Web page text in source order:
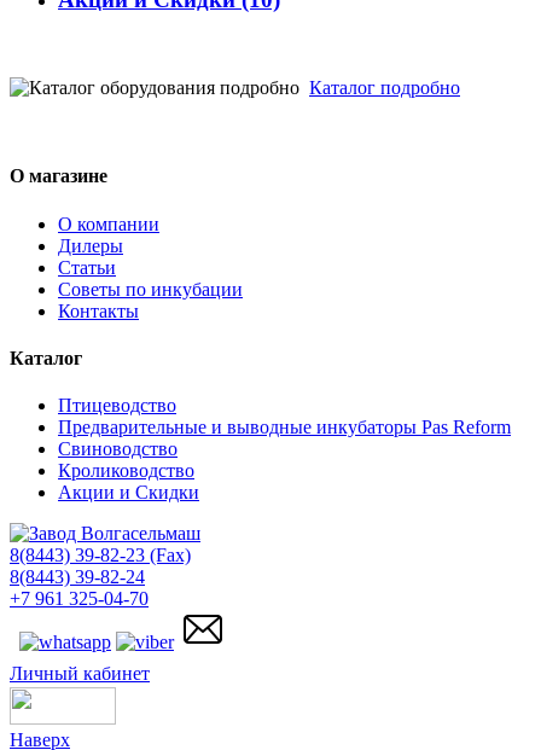
Каталог подробно
О магазине
О компании
Дилеры
Статьи
Советы по инкубации
Контакты
Каталог
Птицеводство
Предварительные и выводные инкубаторы Pas Reform
Свиноводство
Кролиководство
Акции и Скидки
8(8443) 39-82-23 (Fax)
8(8443) 39-82-24
+7 961 325-04-70
Личный кабинет
Наверх